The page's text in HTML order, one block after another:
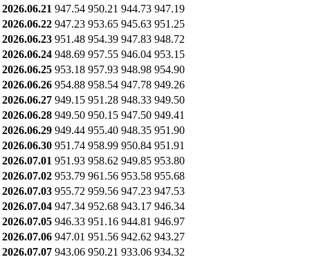
2026.06.21 947.54 950.21 944.73 947.19
2026.06.22 947.23 953.65 945.63 951.25
2026.06.23 951.48 954.39 947.83 948.72
2026.06.24 948.69 957.55 946.04 953.15
2026.06.25 953.18 957.93 948.98 954.90
2026.06.26 954.88 958.54 947.78 949.26
2026.06.27 949.15 951.28 948.33 949.50
2026.06.28 949.50 950.15 947.50 949.41
2026.06.29 949.44 955.40 948.35 951.90
2026.06.30 951.74 958.99 950.84 951.91
2026.07.01 951.93 958.62 949.85 953.80
2026.07.02 953.79 961.56 953.58 955.68
2026.07.03 955.72 959.56 947.23 947.53
2026.07.04 947.34 952.68 943.17 946.34
2026.07.05 946.33 951.16 944.81 946.97
2026.07.06 947.01 951.56 942.62 943.27
2026.07.07 943.06 950.21 933.06 934.32